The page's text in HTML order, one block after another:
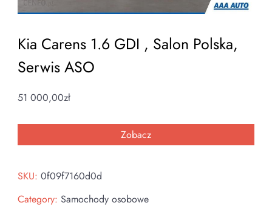
Kia Carens 1.6 GDI , Salon Polska,
Serwis ASO
51 000,00zł
Zobacz
SKU: 0f09f7160d0d
Category: Samochody osobowe